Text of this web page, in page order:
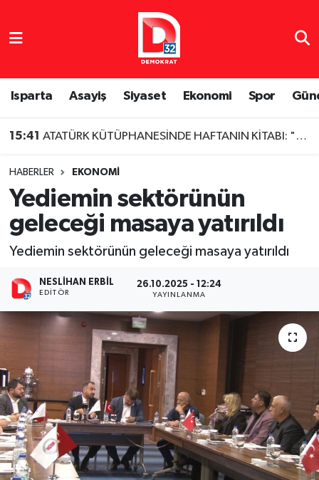
Isparta Asayiş Siyaset Ekonomi Spor
15:41 ATATÜRK KÜTÜPHANESİNDE HAFTANIN KİTABI: "CEMİLE'MİN GEZDİĞİ DAĞLAR MEŞELİ"
HABERLER EKONOMI
Yediemin sektörünün
geleceği masaya yatırıldı
Yediemin sektörünün geleceği masaya yatırıldı
NESLIHAN ERBIL
EDITÖR
26.10.2025 - 12:24
YAYINLANMA
Isparta Nöbetçi Eczaneler
Isparta Hava Durumu
Isparta Namaz Vakitleri
Süper Lig Puan Durumu ve Fikstür
Tüm Manşetler